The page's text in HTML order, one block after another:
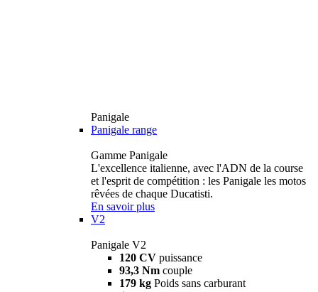
Panigale
Panigale range
Gamme Panigale
L'excellence italienne, avec l'ADN de la course
et l'esprit de compétition : les Panigale les motos
rêvées de chaque Ducatisti.
En savoir plus
V2
Panigale V2
120 CV puissance
93,3 Nm couple
179 kg Poids sans carburant